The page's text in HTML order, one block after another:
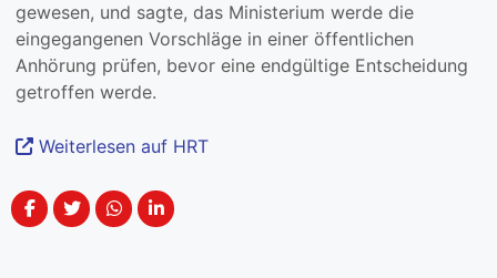
gewesen, und sagte, das Ministerium werde die
eingegangenen Vorschläge in einer öffentlichen
Anhörung prüfen, bevor eine endgültige Entscheidung
getroffen werde.
Weiterlesen auf HRT